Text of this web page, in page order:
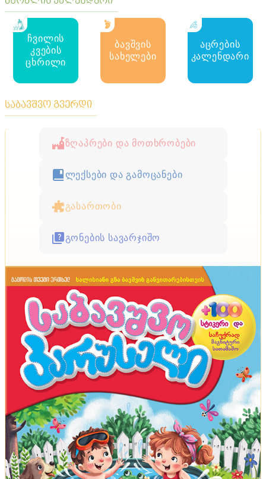
ჩვილის
კვების
ცხრილი
ბავშვის
სახელები
აცრების
კალენდარი
საბავშვო გვერდი
ზღაპრები და მოთხრობები
ლექსები და გამოცანები
გასართობი
გონების სავარჯიშო